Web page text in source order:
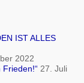
IST ALLES
2022
Frieden!“ 27. Juli